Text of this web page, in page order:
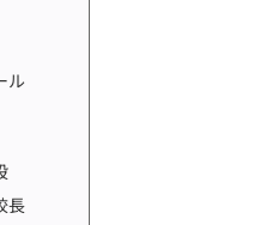
ル
長